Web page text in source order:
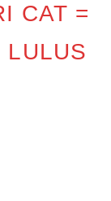
CAT =
LULUS